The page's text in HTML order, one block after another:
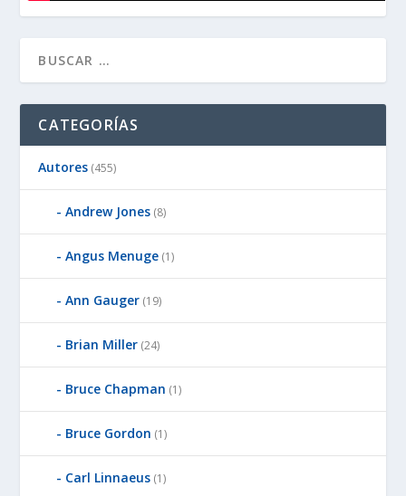
CATEGORÍAS
Autores (455)
Andrew Jones (8)
Angus Menuge (1)
Ann Gauger (19)
Brian Miller (24)
Bruce Chapman (1)
Bruce Gordon (1)
Carl Linnaeus (1)